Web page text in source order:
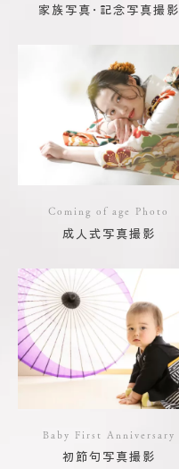
家族写真･記念写真撮影
Coming of age Photo
成人式写真撮影
Baby First Anniversary
初節句写真撮影